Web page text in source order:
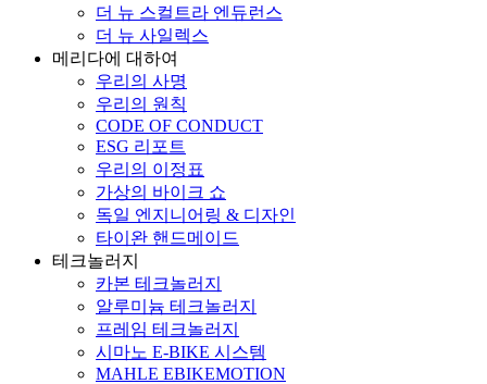
더 뉴 스컬트라 엔듀런스
더 뉴 사일렉스
메리다에 대하여
우리의 사명
우리의 원칙
CODE OF CONDUCT
ESG 리포트
우리의 이정표
가상의 바이크 쇼
독일 엔지니어링 & 디자인
타이완 핸드메이드
테크놀러지
카본 테크놀러지
알루미늄 테크놀러지
프레임 테크놀러지
시마노 E-BIKE 시스템
MAHLE EBIKEMOTION